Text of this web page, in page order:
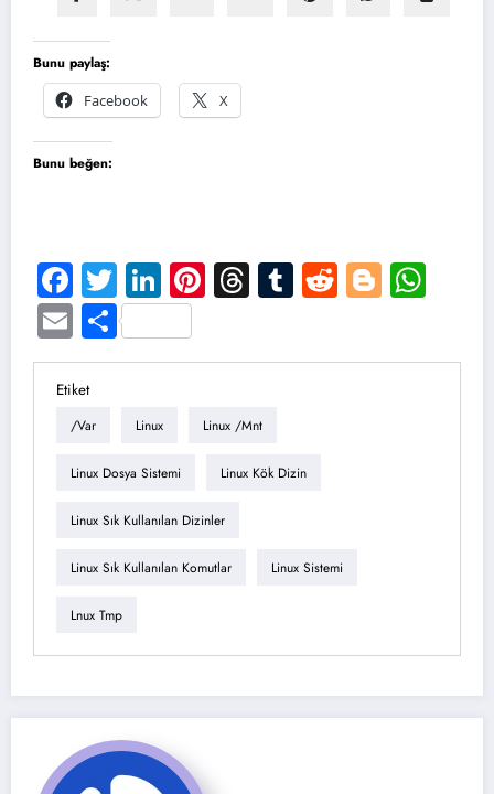
Bunu paylaş:
Facebook
X
Bunu beğen:
Facebook
TwitterLinkedIn
Pinterest
Threads
Tumblr
Reddit
EmailShare
Etiket
/var Linux Linux /mnt
Linux Dosya Sistemi Linux Kök Dizin
Linux Sık Kullanılan Dizinler
Linux Sık Kullanılan Komutlar Linux Sistemi
Lnux Tmp